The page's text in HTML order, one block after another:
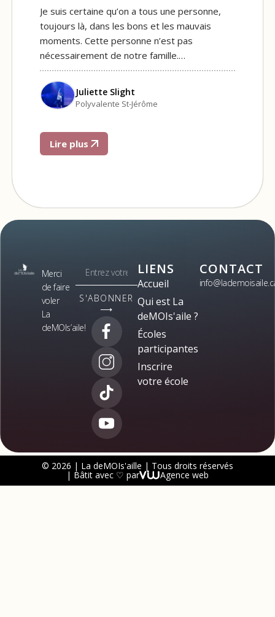
Je suis certaine qu’on a tous une personne,
toujours là, dans les bons et les mauvais
moments. Cette personne n’est pas
nécessairement de notre famille.…
Juliette Slight
Polyvalente St-Jérôme
Lire plus
Merci
de faire
voler
La
deMOIs’aile!
S'ABONNER
⟶
LIENS
Accueil
Qui est La
deMOIs'aile ?
Écoles
participantes
Inscrire
votre école
CONTACT
© 2026 | La deMOIs'aille | Tous droits réservés
| Bâtit avec ♡ par Agence web